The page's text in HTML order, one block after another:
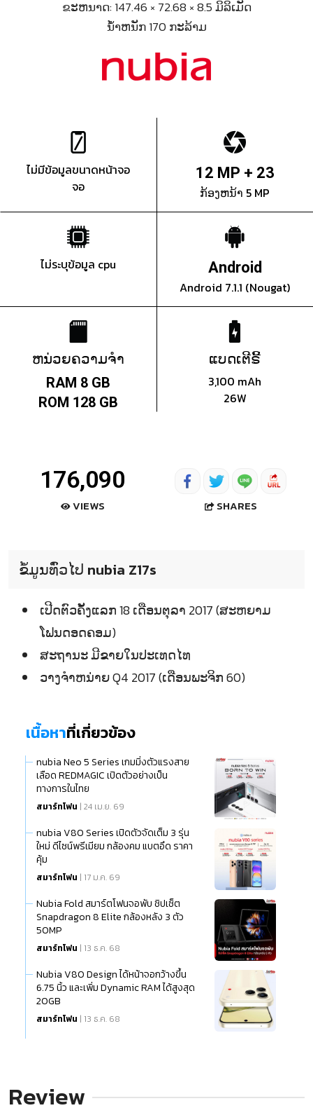
ຂະຫນາດ: 147.46 × 72.68 × 8.5 ມິລິເມັດ
ນ້ຳຫນັກ 170 ກະລ້າມ
ไม่มีข้อมูลขนาดหน้าจอ
จอ
12 MP + 23
ກ້ອງຫນ້າ 5 MP
ไม่ระบุข้อมูล cpu Android
Android 7.1.1 (Nougat)
ຫນ່ວຍຄວາມຈຳ
RAM 8 GB
ROM 128 GB
ແບດເຕີຣີ້
3,100 mAh
26W
176,090
VIEWS SHARES
ຂໍ້ມູນທົ່ວໄປ nubia Z17s
ເປີດຕົວຄັ້ງແລກ 18 ເດືອນຕຸລາ 2017 (ສະຫຍາມ
ໂຟນດອດຄອມ)
ສະຖານະ ມີຂາຍໃນປະເທດໄທ
ວາງຈຳຫນ່າຍ Q4 2017 (ເດືອນພະຈິກ 60)
เนื้อหาที่เกี่ยวข้อง
nubia Neo 5 Series เกมมิ่งตัวแรงสาย
เลือด REDMAGIC เปิดตัวอย่างเป็น
ทางการในไทย
สมาร์ทโฟน | 24 เม.ย. 69
nubia V80 Series เปิดตัวจัดเต็ม 3 รุ่น
ใหม่ ดีไซน์พรีเมียม กล้องคม แบตอึด ราคา
คุ้ม
สมาร์ทโฟน | 17 ม.ค. 69
Nubia Fold สมาร์ตโฟนจอพับ ชิปเซ็ต
Snapdragon 8 Elite กล้องหลัง 3 ตัว
50MP
สมาร์ทโฟน | 13 ธ.ค. 68
Nubia V80 Design ได้หน้าจอกว้างขึ้น
6.75 นิ้ว และเพิ่ม Dynamic RAM ได้สูงสุด
20GB
สมาร์ทโฟน | 13 ธ.ค. 68
Review